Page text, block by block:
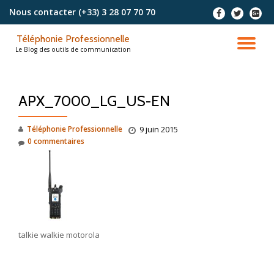
contenu
Nous contacter (+33) 3 28 07 70 70 - - -
Téléphonie Professionnelle
Le Blog des outils de communication
APX_7000_LG_US-EN
Téléphonie Professionnelle 9 juin 2015
0 commentaires
talkie walkie motorola